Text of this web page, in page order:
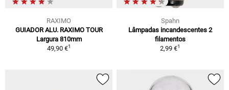
RAXIMO
GUIADOR ALU. RAXIMO TOUR
Largura 810mm
49,90 €1
Spahn
Lâmpadas incandescentes 2
filamentos
2,99 €1